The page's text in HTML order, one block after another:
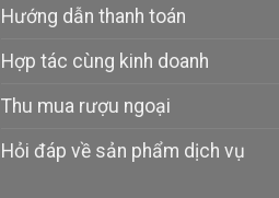
Hướng dẫn thanh toán
Hợp tác cùng kinh doanh
Thu mua rượu ngoại
Hỏi đáp về sản phẩm dịch vụ